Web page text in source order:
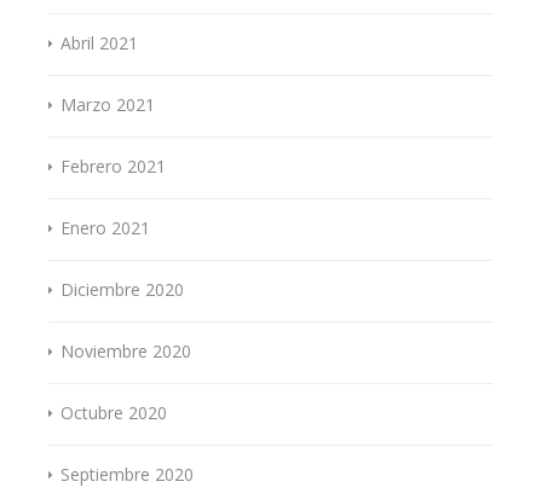
Abril 2021
Marzo 2021
Febrero 2021
Enero 2021
Diciembre 2020
Noviembre 2020
Octubre 2020
Septiembre 2020